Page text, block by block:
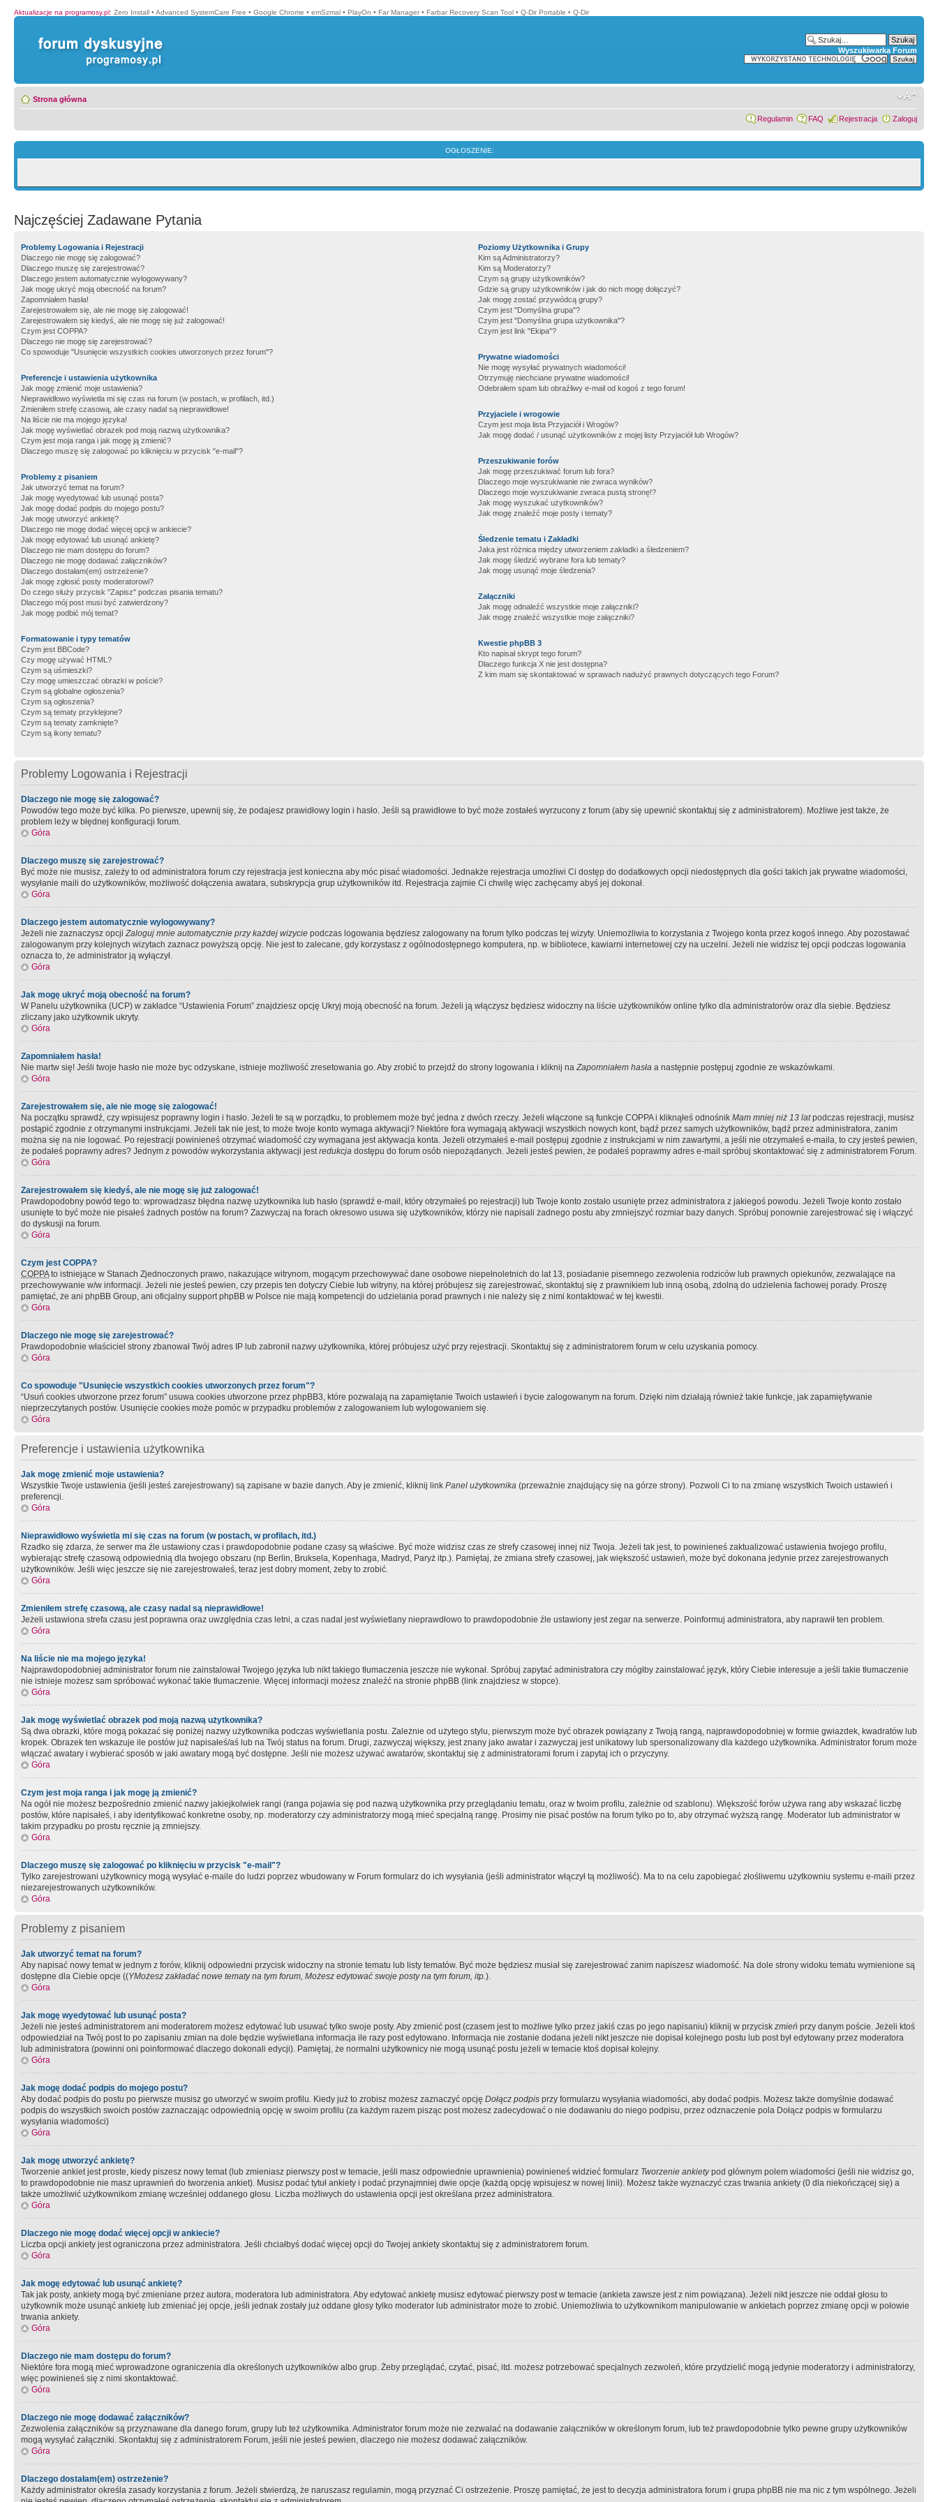
Aktualizacje na programosy.pl: Zero Install • Advanced SystemCare Free • Google Chrome • emSzmal • PlayOn • Far Manager • Farbar Recovery Scan Tool • Q-Dir Portable • Q-Dir
Wyszukiwarka Forum
Strona główna
Regulamin FAQ Rejestracja Zaloguj
OGŁOSZENIE:
Najczęściej Zadawane Pytania
Problemy Logowania i Rejestracji
Dlaczego nie mogę się zalogować?
Dlaczego muszę się zarejestrować?
Dlaczego jestem automatycznie wylogowywany?
Jak mogę ukryć moją obecność na forum?
Zapomniałem hasła!
Zarejestrowałem się, ale nie mogę się zalogować!
Zarejestrowałem się kiedyś, ale nie mogę się już zalogować!
Czym jest COPPA?
Dlaczego nie mogę się zarejestrować?
Co spowoduje "Usunięcie wszystkich cookies utworzonych przez forum"?
Preferencje i ustawienia użytkownika
Jak mogę zmienić moje ustawienia?
Nieprawidłowo wyświetla mi się czas na forum (w postach, w profilach, itd.)
Zmieniłem strefę czasową, ale czasy nadal są nieprawidłowe!
Na liście nie ma mojego języka!
Jak mogę wyświetlać obrazek pod moją nazwą użytkownika?
Czym jest moja ranga i jak mogę ją zmienić?
Dlaczego muszę się zalogować po kliknięciu w przycisk "e-mail"?
Problemy z pisaniem
Jak utworzyć temat na forum?
Jak mogę wyedytować lub usunąć posta?
Jak mogę dodać podpis do mojego postu?
Jak mogę utworzyć ankietę?
Dlaczego nie mogę dodać więcej opcji w ankiecie?
Jak mogę edytować lub usunąć ankietę?
Dlaczego nie mam dostępu do forum?
Dlaczego nie mogę dodawać załączników?
Dlaczego dostałam(em) ostrzeżenie?
Jak mogę zgłosić posty moderatorowi?
Do czego służy przycisk "Zapisz" podczas pisania tematu?
Dlaczego mój post musi być zatwierdzony?
Jak mogę podbić mój temat?
Formatowanie i typy tematów
Czym jest BBCode?
Czy mogę używać HTML?
Czym są uśmieszki?
Czy mogę umieszczać obrazki w poście?
Czym są globalne ogłoszenia?
Czym są ogłoszenia?
Czym są tematy przyklejone?
Czym są tematy zamknięte?
Czym są ikony tematu?
Poziomy Użytkownika i Grupy
Kim są Administratorzy?
Kim są Moderatorzy?
Czym są grupy użytkowników?
Gdzie są grupy użytkowników i jak do nich mogę dołączyć?
Jak mogę zostać przywódcą grupy?
Czym jest "Domyślna grupa"?
Czym jest "Domyślna grupa użytkownika"?
Czym jest link "Ekipa"?
Prywatne wiadomości
Nie mogę wysyłać prywatnych wiadomości!
Otrzymuję niechciane prywatne wiadomości!
Odebrałem spam lub obraźliwy e-mail od kogoś z tego forum!
Przyjaciele i wrogowie
Czym jest moja lista Przyjaciół i Wrogów?
Jak mogę dodać / usunąć użytkowników z mojej listy Przyjaciół lub Wrogów?
Przeszukiwanie forów
Jak mogę przeszukiwać forum lub fora?
Dlaczego moje wyszukiwanie nie zwraca wyników?
Dlaczego moje wyszukiwanie zwraca pustą stronę!?
Jak mogę wyszukać użytkowników?
Jak mogę znaleźć moje posty i tematy?
Śledzenie tematu i Zakładki
Jaka jest różnica między utworzeniem zakładki a śledzeniem?
Jak mogę śledzić wybrane fora lub tematy?
Jak mogę usunąć moje śledzenia?
Załączniki
Jak mogę odnaleźć wszystkie moje załączniki?
Jak mogę znaleźć wszystkie moje załączniki?
Kwestie phpBB 3
Kto napisał skrypt tego forum?
Dlaczego funkcja X nie jest dostępna?
Z kim mam się skontaktować w sprawach nadużyć prawnych dotyczących tego Forum?
Problemy Logowania i Rejestracji
Dlaczego nie mogę się zalogować?
Powodów tego może być kilka. Po pierwsze, upewnij się, że podajesz prawidłowy login i hasło. Jeśli są prawidłowe to być może zostałeś wyrzucony z forum (aby się upewnić skontaktuj się z administratorem). Możliwe jest także, że
problem leży w błędnej konfiguracji forum.
Góra
Dlaczego muszę się zarejestrować?
Być może nie musisz, zależy to od administratora forum czy rejestracja jest konieczna aby móc pisać wiadomości. Jednakże rejestracja umożliwi Ci dostęp do dodatkowych opcji niedostępnych dla gości takich jak prywatne wiadomości,
wysyłanie maili do użytkowników, możliwość dołączenia awatara, subskrypcja grup użytkowników itd. Rejestracja zajmie Ci chwilę więc zachęcamy abyś jej dokonał.
Góra
Dlaczego jestem automatycznie wylogowywany?
Jeżeli nie zaznaczysz opcjiZaloguj mnie automatycznie przy każdej wizycie podczas logowania będziesz zalogowany na forum tylko podczas tej wizyty. Uniemożliwia to korzystania z Twojego konta przez kogoś innego. Aby pozostawać
zalogowanym przy kolejnych wizytach zaznacz powyższą opcję. Nie jest to zalecane, gdy korzystasz z ogólnodostępnego komputera, np. w bibliotece, kawiarni internetowej czy na uczelni. Jeżeli nie widzisz tej opcji podczas logowania
oznacza to, że administrator ją wyłączył.
Góra
Jak mogę ukryć moją obecność na forum?
W Panelu użytkownika (UCP) w zakładce “Ustawienia Forum” znajdziesz opcję Ukryj moją obecność na forum. Jeżeli ją włączysz będziesz widoczny na liście użytkowników online tylko dla administratorów oraz dla siebie. Będziesz
zliczany jako użytkownik ukryty.
Góra
Zapomniałem hasła!
Nie martw się! Jeśli twoje hasło nie może byc odzyskane, istnieje możliwość zresetowania go. Aby zrobić to przejdź do strony logowania i kliknij naZapomniałem hasła a następnie postępuj zgodnie ze wskazówkami.
Góra
Zarejestrowałem się, ale nie mogę się zalogować!
Na początku sprawdź, czy wpisujesz poprawny login i hasło. Jeżeli te są w porządku, to problemem może być jedna z dwóch rzeczy. Jeżeli włączone są funkcje COPPA i kliknąłeś odnośnik Mam mniej niż 13 latpodczas rejestracji, musisz
postąpić zgodnie z otrzymanymi instrukcjami. Jeżeli tak nie jest, to może twoje konto wymaga aktywacji? Niektóre fora wymagają aktywacji wszystkich nowych kont, bądź przez samych użytkowników, bądź przez administratora, zanim
można się na nie logować. Po rejestracji powinieneś otrzymać wiadomość czy wymagana jest aktywacja konta. Jeżeli otrzymałeś e-mail postępuj zgodnie z instrukcjami w nim zawartymi, a jeśli nie otrzymałeś e-maila, to czy jesteś pewien,
że podałeś poprawny adres? Jednym z powodów wykorzystania aktywacji jestredukcja dostępu do forum osób niepożądanych. Jeżeli jesteś pewien, że podałeś poprawmy adres e-mail spróbuj skontaktować się z administratorem Forum.
Góra
Zarejestrowałem się kiedyś, ale nie mogę się już zalogować!
Prawdopodobny powód tego to: wprowadzasz błędna nazwę użytkownika lub hasło (sprawdź e-mail, który otrzymałeś po rejestracji) lub Twoje konto zostało usunięte przez administratora z jakiegoś powodu. Jeżeli Twoje konto zostało
usunięte to być może nie pisałeś żadnych postów na forum? Zazwyczaj na forach okresowo usuwa się użytkowników, którzy nie napisali żadnego postu aby zmniejszyć rozmiar bazy danych. Spróbuj ponownie zarejestrować się i włączyć
do dyskusji na forum.
Góra
Czym jest COPPA?
COPPAto istniejące w Stanach Zjednoczonych prawo, nakazujące witrynom, mogącym przechowywać dane osobowe niepełnoletnich do lat 13, posiadanie pisemnego zezwolenia rodziców lub prawnych opiekunów, zezwalające na
przechowywanie w/w informacji. Jeżeli nie jesteś pewien, czy przepis ten dotyczy Ciebie lub witryny, na której próbujesz się zarejestrować, skontaktuj się z prawnikiem lub inną osobą, zdolną do udzielenia fachowej porady. Proszę
pamiętać, że ani phpBB Group, ani oficjalny support phpBB w Polsce nie mają kompetencji do udzielania porad prawnych i nie należy się z nimi kontaktować w tej kwestii.
Góra
Dlaczego nie mogę się zarejestrować?
Prawdopodobnie właściciel strony zbanował Twój adres IP lub zabronił nazwy użytkownika, której próbujesz użyć przy rejestracji. Skontaktuj się z administratorem forum w celu uzyskania pomocy.
Góra
Co spowoduje "Usunięcie wszystkich cookies utworzonych przez forum"?
“Usuń cookies utworzone przez forum” usuwa cookies utworzone przez phpBB3, które pozwalają na zapamiętanie Twoich ustawień i bycie zalogowanym na forum. Dzięki nim działają również takie funkcje, jak zapamiętywanie
nieprzeczytanych postów. Usunięcie cookies może pomóc w przypadku problemów z zalogowaniem lub wylogowaniem się.
Góra
Preferencje i ustawienia użytkownika
Jak mogę zmienić moje ustawienia?
Wszystkie Twoje ustawienia (jeśli jesteś zarejestrowany) są zapisane w bazie danych. Aby je zmienić, kliknij link Panel użytkownika (przeważnie znajdujący się na górze strony). Pozwoli Ci to na zmianę wszystkich Twoich ustawień i
preferencji.
Góra
Nieprawidłowo wyświetla mi się czas na forum (w postach, w profilach, itd.)
Rzadko się zdarza, że serwer ma źle ustawiony czas i prawdopodobnie podane czasy są właściwe. Być może widzisz czas ze strefy czasowej innej niż Twoja. Jeżeli tak jest, to powinieneś zaktualizować ustawienia twojego profilu,
wybierając strefę czasową odpowiednią dla twojego obszaru (np Berlin, Bruksela, Kopenhaga, Madryd, Paryż itp.). Pamiętaj, że zmiana strefy czasowej, jak większość ustawień, może być dokonana jedynie przez zarejestrowanych
użytkowników. Jeśli więc jeszcze się nie zarejestrowałeś, teraz jest dobry moment, żeby to zrobić.
Góra
Zmieniłem strefę czasową, ale czasy nadal są nieprawidłowe!
Jeżeli ustawiona strefa czasu jest poprawna oraz uwzględnia czas letni, a czas nadal jest wyświetlany nieprawdłowo to prawdopodobnie źle ustawiony jest zegar na serwerze. Poinformuj administratora, aby naprawił ten problem.
Góra
Na liście nie ma mojego języka!
Najprawdopodobniej administrator forum nie zainstalował Twojego języka lub nikt takiego tłumaczenia jeszcze nie wykonał. Spróbuj zapytać administratora czy mógłby zainstalować język, który Ciebie interesuje a jeśli takie tłumaczenie
nie istnieje możesz sam spróbować wykonać takie tłumaczenie. Więcej informacji możesz znaleźć na stronie phpBB (link znajdziesz w stopce).
Góra
Jak mogę wyświetlać obrazek pod moją nazwą użytkownika?
Są dwa obrazki, które mogą pokazać się poniżej nazwy użytkownika podczas wyświetlania postu. Zależnie od użytego stylu, pierwszym może być obrazek powiązany z Twoją rangą, najprawdopodobniej w formie gwiazdek, kwadratów lub
kropek. Obrazek ten wskazuje ile postów już napisałeś/aś lub na Twój status na forum. Drugi, zazwyczaj większy, jest znany jako awatar i zazwyczaj jest unikatowy lub spersonalizowany dla każdego użytkownika. Administrator forum może
włączać awatary i wybierać sposób w jaki awatary mogą być dostępne. Jeśli nie możesz używać awatarów, skontaktuj się z administratorami forum i zapytaj ich o przyczyny.
Góra
Czym jest moja ranga i jak mogę ją zmienić?
Na ogół nie możesz bezpośrednio zmienić nazwy jakiejkolwiek rangi (ranga pojawia się pod nazwą użytkownika przy przeglądaniu tematu, oraz w twoim profilu, zależnie od szablonu). Większość forów używa rang aby wskazać liczbę
postów, które napisałeś, i aby identyfikować konkretne osoby, np. moderatorzy czy administratorzy mogą mieć specjalną rangę. Prosimy nie pisać postów na forum tylko po to, aby otrzymać wyższą rangę. Moderator lub administrator w
takim przypadku po prostu ręcznie ją zmniejszy.
Góra
Dlaczego muszę się zalogować po kliknięciu w przycisk "e-mail"?
Tylko zarejestrowani użytkownicy mogą wysyłać e-maile do ludzi poprzez wbudowany w Forum formularz do ich wysyłania (jeśli administrator włączył tą możliwość). Ma to na celu zapobiegać złośliwemu użytkowniu systemu e-maili przez
niezarejestrowanych użytkowników.
Góra
Problemy z pisaniem
Jak utworzyć temat na forum?
Aby napisać nowy temat w jednym z forów, kliknij odpowiedni przycisk widoczny na stronie tematu lub listy tematów. Być może będziesz musiał się zarejestrować zanim napiszesz wiadomość. Na dole strony widoku tematu wymienione są
dostępne dla Ciebie opcje ((YMożesz zakładać nowe tematy na tym forum, Możesz edytować swoje posty na tym forum, itp.).
Góra
Jak mogę wyedytować lub usunąć posta?
Jeżeli nie jesteś administratorem ani moderatorem możesz edytować lub usuwać tylko swoje posty. Aby zmienić post (czasem jest to możliwe tylko przez jakiś czas po jego napisaniu) kliknij w przycisk zmień przy danym poście. Jeżeli ktoś
odpowiedział na Twój post to po zapisaniu zmian na dole będzie wyświetlana informacja ile razy post edytowano. Informacja nie zostanie dodana jeżeli nikt jeszcze nie dopisał kolejnego postu lub post był edytowany przez moderatora
lub administratora (powinni oni poinformować dlaczego dokonali edycji). Pamiętaj, że normalni użytkownicy nie mogą usunąć postu jeżeli w temacie ktoś dopisał kolejny.
Góra
Jak mogę dodać podpis do mojego postu?
Aby dodać podpis do postu po pierwsze musisz go utworzyć w swoim profilu. Kiedy już to zrobisz możesz zaznaczyć opcję Dołącz podpis przy formularzu wysyłania wiadomości, aby dodać podpis. Możesz także domyślnie dodawać
podpis do wszystkich swoich postów zaznaczając odpowiednią opcję w swoim profilu (za każdym razem pisząc post możesz zadecydować o nie dodawaniu do niego podpisu, przez odznaczenie pola Dołącz podpis w formularzu
wysyłania wiadomości)
Góra
Jak mogę utworzyć ankietę?
Tworzenie ankiet jest proste, kiedy piszesz nowy temat (lub zmieniasz pierwszy post w temacie, jeśli masz odpowiednie uprawnienia) powinieneś widzieć formularz Tworzenie ankietypod głównym polem wiadomości (jeśli nie widzisz go,
to prawdopodobnie nie masz uprawnień do tworzenia ankiet). Musisz podać tytuł ankiety i podać przynajmniej dwie opcje (każdą opcję wpisujesz w nowej linii). Możesz także wyznaczyć czas trwania ankiety (0 dla niekończącej się) a
także umożliwić użytkownikom zmianę wcześniej oddanego głosu. Liczba możliwych do ustawienia opcji jest określana przez administratora.
Góra
Dlaczego nie mogę dodać więcej opcji w ankiecie?
Liczba opcji ankiety jest ograniczona przez administratora. Jeśli chciałbyś dodać więcej opcji do Twojej ankiety skontaktuj się z administratorem forum.
Góra
Jak mogę edytować lub usunąć ankietę?
Tak jak posty, ankiety mogą być zmieniane przez autora, moderatora lub administratora. Aby edytować ankietę musisz edytować pierwszy post w temacie (ankieta zawsze jest z nim powiązana). Jeżeli nikt jeszcze nie oddał głosu to
użytkownik może usunąć ankietę lub zmieniać jej opcje, jeśli jednak zostały już oddane głosy tylko moderator lub administrator może to zrobić. Uniemożliwia to użytkownikom manipulowanie w ankietach poprzez zmianę opcji w połowie
trwania ankiety.
Góra
Dlaczego nie mam dostępu do forum?
Niektóre fora mogą mieć wprowadzone ograniczenia dla określonych użytkowników albo grup. Żeby przeglądać, czytać, pisać, itd. możesz potrzebować specjalnych zezwoleń, które przydzielić mogą jedynie moderatorzy i administratorzy,
więc powinieneś się z nimi skontaktować.
Góra
Dlaczego nie mogę dodawać załączników?
Zezwolenia załączników są przyznawane dla danego forum, grupy lub też użytkownika. Administrator forum może nie zezwalać na dodawanie załączników w określonym forum, lub też prawdopodobnie tylko pewne grupy użytkowników
mogą wysyłać załączniki. Skontaktuj się z administratorem Forum, jeśli nie jesteś pewien, dlaczego nie możesz dodawać załączników.
Góra
Dlaczego dostałam(em) ostrzeżenie?
Każdy administrator określa zasady korzystania z forum. Jeżeli stwierdzą, że naruszasz regulamin, mogą przyznać Ci ostrzeżenie. Proszę pamiętać, że jest to decyzja administratora forum i grupa phpBB nie ma nic z tym wspólnego. Jeżeli